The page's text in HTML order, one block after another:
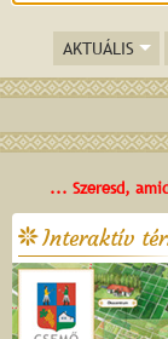
AKTUÁLIS
... Szeresd,
Interaktív